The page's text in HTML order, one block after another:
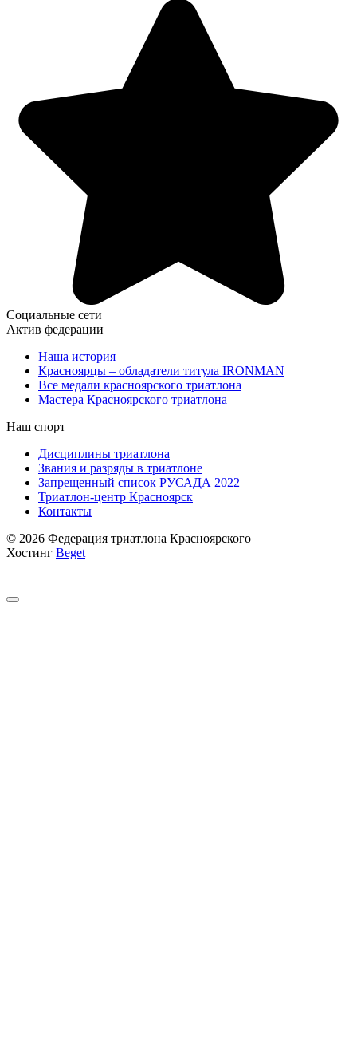
Социальные сети
Актив федерации
Наша история
Красноярцы – обладатели титула IRONMAN
Все медали красноярского триатлона
Мастера Красноярского триатлона
Наш спорт
Дисциплины триатлона
Звания и разряды в триатлоне
Запрещенный список РУСАДА 2022
Триатлон-центр Красноярск
Контакты
© 2026 Федерация триатлона Красноярского
Хостинг Beget